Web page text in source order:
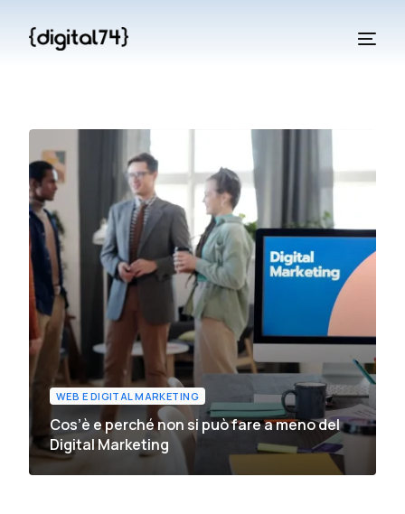
WEB E DIGITAL MARKETING
Cos’è e perché non si può fare a meno del
Digital Marketing